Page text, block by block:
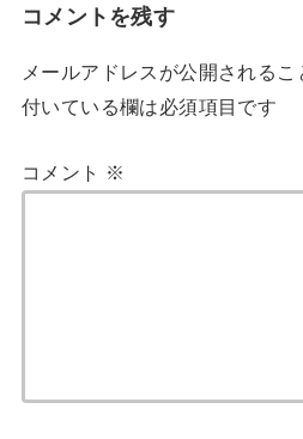
コメントを残す
メールアドレスが公開されるこ
付いている欄は必須項目です
コメント ※